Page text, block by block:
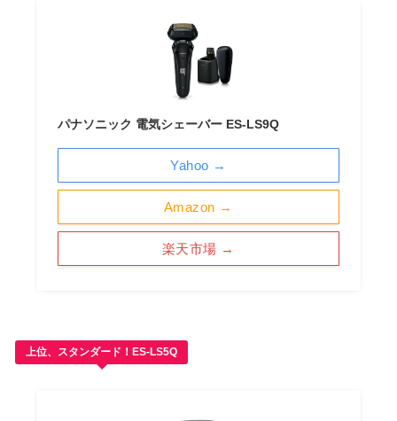
パナソニック 電気シェーバー ES-LS9Q
Amazon →
楽天市場 →
Yahoo →
上位、スタンダード！ES-LS5Q